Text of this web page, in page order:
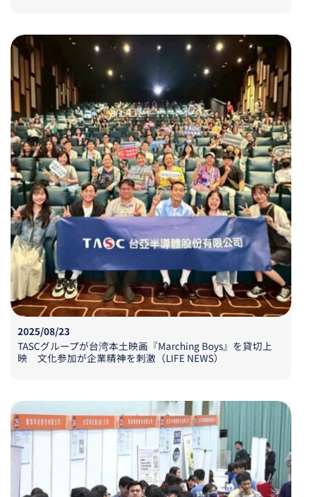
2025/08/23
TASCグループが台湾本土映画『Marching Boys』を貸切上
映 文化参加が企業精神を刺激（LIFE NEWS）